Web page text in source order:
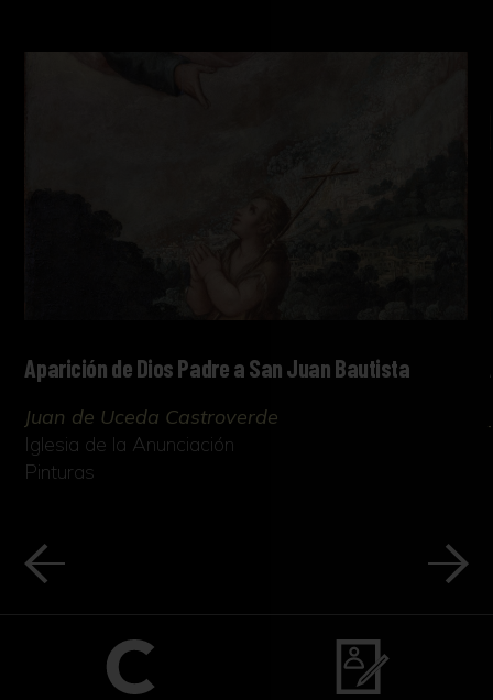
Aparición de Dios Padre a San Juan Bautista
Juan de Uceda Castroverde
Iglesia de la Anunciación
Pinturas